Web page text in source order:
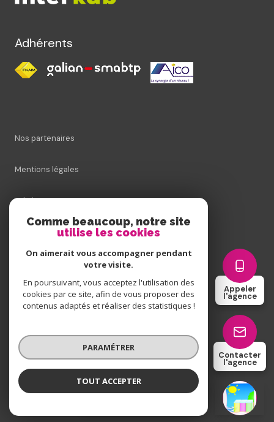
L'Agence de Rang-du-Fliers
Appeler
l'agence
Contacter
l'agence
Adhérents
Nos partenaires
Mentions légales
Admin
Nos honoraires
Cookies
© 2026 | Tous droits réservés
Réalisé par
Comme beaucoup, notre site
utilise les cookies
On aimerait vous accompagner pendant
votre visite.
En poursuivant, vous acceptez l'utilisation des
cookies par ce site, afin de vous proposer des
contenus adaptés et réaliser des statistiques !
PARAMÉTRER
TOUT ACCEPTER